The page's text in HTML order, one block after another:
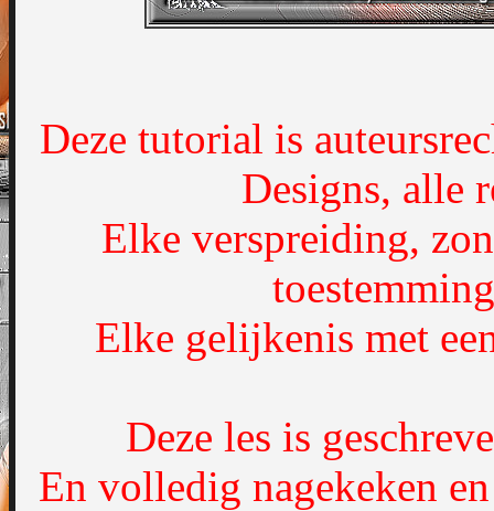
Deze tutorial is
Designs, alle
Elke verspreiding,
Elke gelijkenis met
Deze les is
En volledig nagekeken